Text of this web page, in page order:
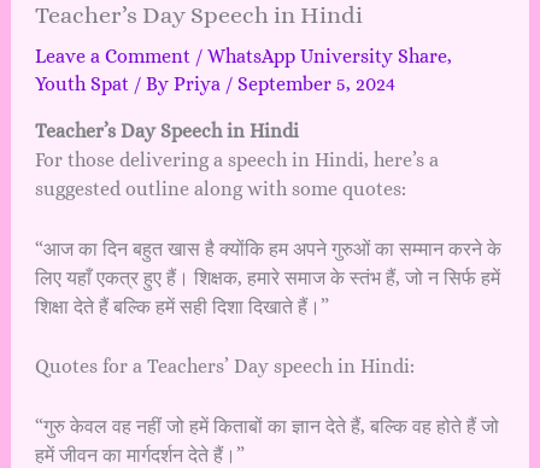
Teacher’s Day Speech in Hindi
Leave a Comment / WhatsApp University Share,
Youth Spat/ By Priya / September 5, 2024
Teacher’s Day Speech in Hindi
For those delivering a speech in Hindi, here’s a
suggested outline along with some quotes:
“आज का दिन बहुत खास है क्योंकि हम अपने गुरुओं का सम्मान करने के
लिए यहाँ एकत्र हुए हैं। शिक्षक, हमारे समाज के स्तंभ हैं, जो न सिर्फ हमें
शिक्षा देते हैं बल्कि हमें सही दिशा दिखाते हैं।”
Quotes for a Teachers’ Day speech in Hindi:
“गुरु केवल वह नहीं जो हमें किताबों का ज्ञान देते हैं, बल्कि वह होते हैं जो
हमें जीवन का मार्गदर्शन देते हैं।”